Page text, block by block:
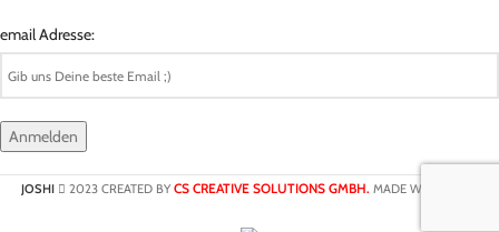
email Adresse:
JOSHI 2023 CREATED BY CS CREATIVE SOLUTIONS GMBH. MADE WITH LOVE.